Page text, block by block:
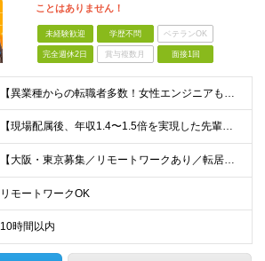
ことはありません！
未経験歓迎 学歴不問 ベテランOK
完全週休2日 賞与複数月 面接1回
【異業種からの転職者多数！女性エンジニアも活躍中】 ◆学歴不問 ◆未経験OK ≪こんな方を歓迎しています≫ ◎未経験から成長できる環境で活躍したい方 ◎大学やスクールでIT系のスキルを学んだことのあ
【現場配属後、年収1.4〜1.5倍を実現した先輩も！残業代全額支給】 ◆給与は経験やスキルに応じて決定します ◆年俸制250万円～350万円（1/12を月々支給） ≪年収UPの例≫ ◎飲食業からのキ
【大阪・東京募集／リモートワークあり／転居を伴う転勤なし】 東京本社、大阪事務所、または東京23区内・関西（大阪・兵庫）の各クライアント先勤務 ◆入社後、約1年間はクライアント先ではなく 自社内（東
リモートワークOK
10時間以内